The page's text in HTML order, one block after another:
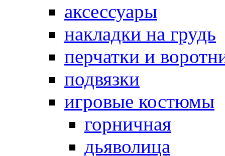
аксессуары
накладки на грудь
перчатки и
подвязки
игровые костюмы
горничная
дьяволица